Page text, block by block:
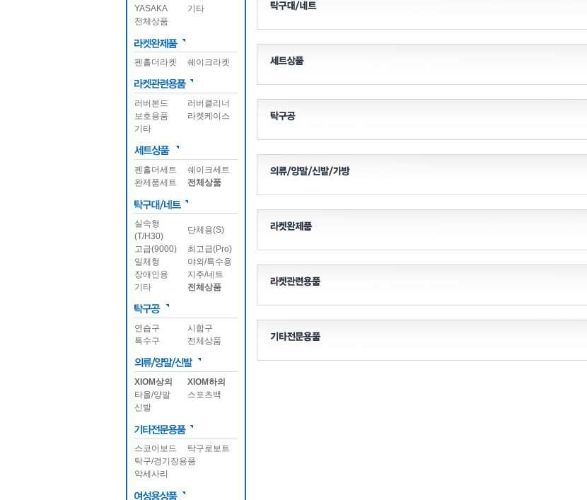
YASAKA
기타
전체상품
펜홀더라켓 쉐이크라켓
러버본드
러버클리너
보호용품
라켓케이스
기타
펜홀더세트
쉐이크세트
완제품세트
전체상품
실속형
(T/H30)
단체용(S)
고급(9000)
최고급(Pro)
일체형
야외/특수용
장애인용
지주/네트
기타
전체상품
연습구
시합구
특수구
전체상품
XIOM상의
XIOM하의
타올/양말
스포츠백
신발
스코어보드
탁구로보트
탁구/경기장용품
악세사리